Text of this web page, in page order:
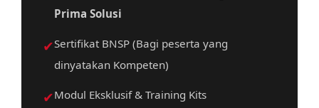
Prima Solusi
✔Sertifikat BNSP (Bagi peserta yang
dinyatakan Kompeten)
✔Modul Eksklusif & Training Kits